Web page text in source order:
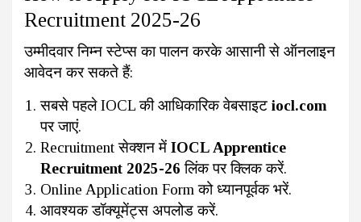
Recruitment 2025-26
उम्मीदवार निम्न स्टेप्स का पालन करके आसानी से ऑनलाइन
आवेदन कर सकते हैं:
सबसे पहले IOCL की आधिकारिक वेबसाइट iocl.com
पर जाएं.
Recruitment सेक्शन में IOCL Apprentice
Recruitment 2025-26 लिंक पर क्लिक करें.
Online Application Form को ध्यानपूर्वक भरें.
आवश्यक डॉक्यूमेंट्स अपलोड करें.